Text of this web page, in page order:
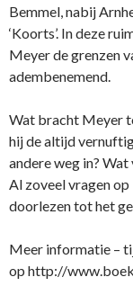
Bemmel, nabij
‘Koorts’. In deze
Meyer de grenzen
adembenemend.
Wat bracht Meyer
hij de altijd
andere weg in?
Al zoveel vragen
doorlezen tot het
Meer informatie –
op http://